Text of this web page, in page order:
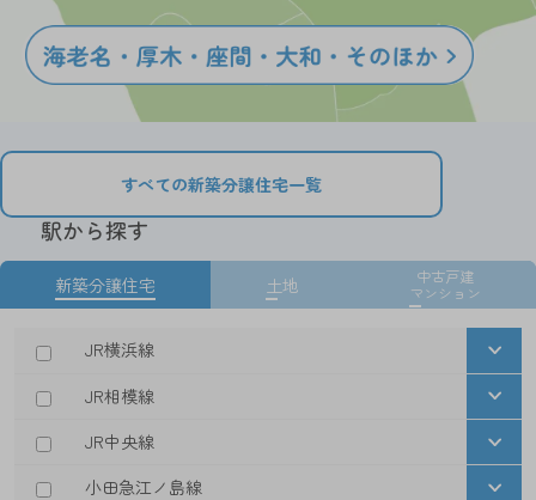
すべての新築分譲住宅一覧
駅から探す
新築分譲住宅 土地 中古戸建
マンション
JR横浜線
JR相模線
JR中央線
小田急江ノ島線